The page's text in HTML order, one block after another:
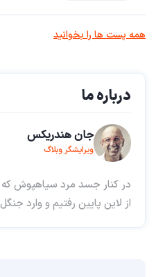
همه پست ها را بخوانید
درباره ما
جان هندریکس
ویرایشگر وبلاگ
در کنار جسد مرد سیاهپوش
از لاین پایین رفتیم و وارد